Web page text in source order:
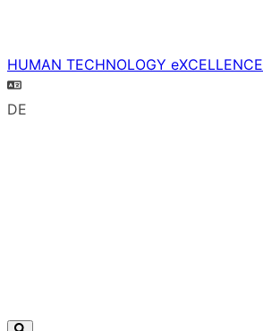
HUMAN TECHNOLOGY eXCELLENCE
DE